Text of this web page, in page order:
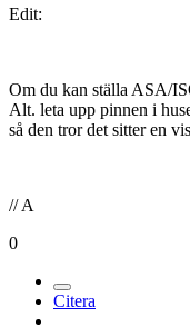
Edit:
Om du kan ställa ASA/
Alt. leta upp pinnen i
så den tror det sitter en
// A
0
Citera